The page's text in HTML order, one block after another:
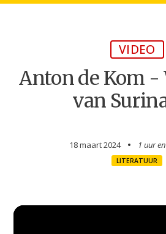
VIDEO
Anton de Kom -
van
18 maart 2024 1 uur en
LITERATUUR